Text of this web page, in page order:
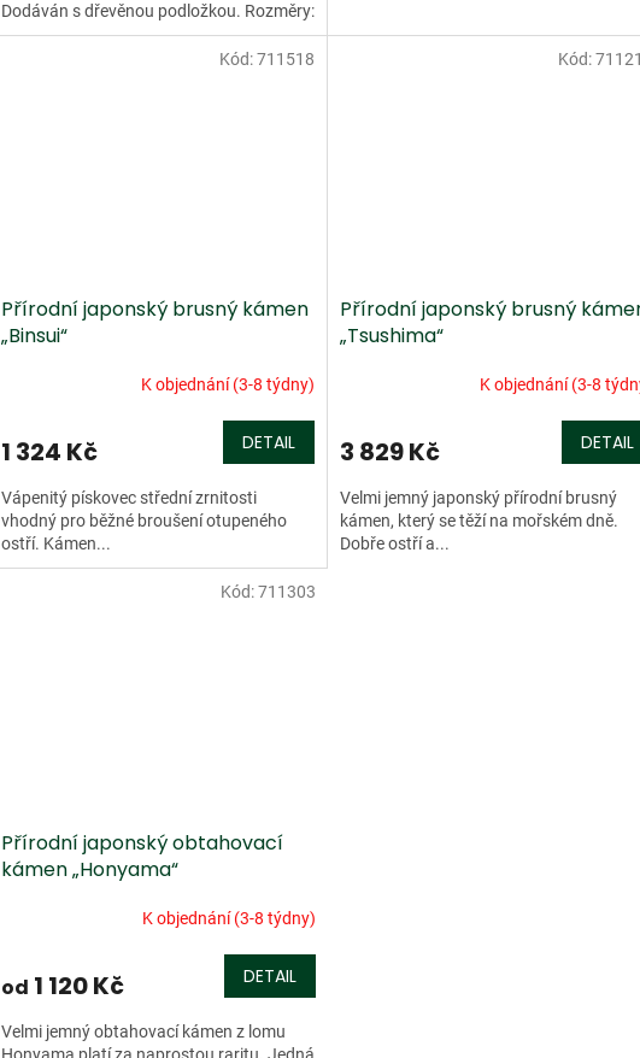
Dodáván s dřevěnou podložkou. Rozměry:
200 x 72 x 22 mm Zrnitost:...
Přírodní japonský brusný kámen
„Binsui“
K objednání (3-8 týdny)
1 324 Kč DETAIL
Vápenitý pískovec střední zrnitosti
vhodný pro běžné broušení otupeného
ostří. Kámen...
Kód:711518
Přírodní japonský brusný
„Tsushima“
K objednání (3-8
3 829 Kč DETAIL
Velmi jemný japonský přírodní brusný
kámen, který se těží na mořském dně.
Dobře ostří a...
Kód:
Přírodní japonský obtahovací
kámen „Honyama“
K objednání (3-8 týdny)
od 1 120 Kč DETAIL
Velmi jemný obtahovací kámen z lomu
Honyama platí za naprostou raritu. Jedná
Kód:711303